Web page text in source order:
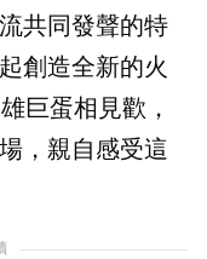
共同發聲的特
創造全新的火
巨蛋相見歡，
，親自感受這